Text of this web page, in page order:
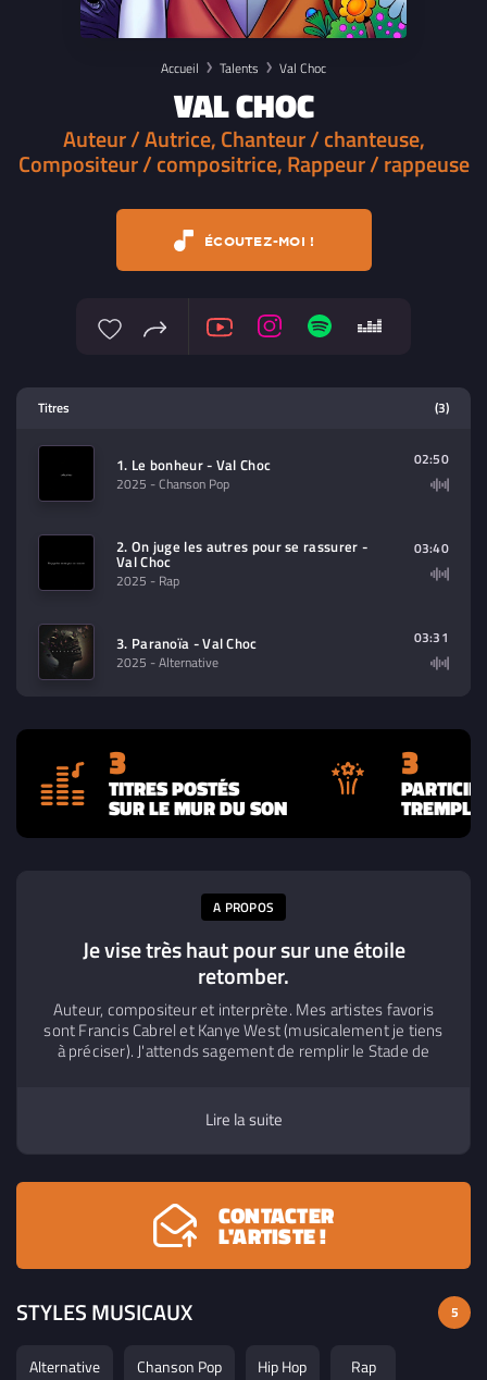
Accueil Talents Val Choc
VAL CHOC
Auteur / Autrice, Chanteur / chanteuse,
Compositeur / compositrice, Rappeur / rappeuse
ÉCOUTEZ-MOI !
contenu à lire (audio/video)
Titres (3)
1. Le bonheur - Val Choc
2025 - Chanson Pop
02:50
2. On juge les autres pour se rassurer -
Val Choc
2025 - Rap
03:40
3. Paranoïa - Val Choc
2025 - Alternative
03:31
3
TITRES POSTÉS
SUR LE MUR DU SON
3
A PROPOS
Je vise très haut pour sur une étoile
retomber.
Auteur, compositeur et interprète. Mes artistes favoris
sont Francis Cabrel et Kanye West (musicalement je tiens
à préciser). J'attends sagement de remplir le Stade de
Lire la suite
CONTACTER
L'ARTISTE !
STYLES MUSICAUX 5
Alternative Chanson Pop Hip Hop Rap